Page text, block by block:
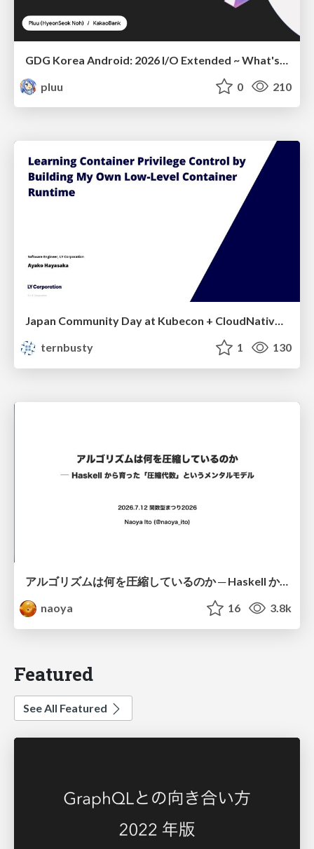
pluu
0 210
Japan Community Day at Kubecon + CloudNativeCon Japan 2026: Learning Container Privilege Control by Building My Own Low-Level Container Runtime
ternbusty
1 130
アルゴリズムは何を圧縮しているのか ─ Haskell から育った「圧縮代数」というメンタルモデル
naoya
16 3.8k
Featured
See All Featured